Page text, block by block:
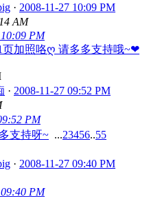
· 2008-11-27 10:09 PM
AM
PM
页加照咯ღ 请多多支持哦~❤
· 2008-11-27 09:52 PM
PM
支持呀~ ...23456..55
· 2008-11-27 09:40 PM
PM